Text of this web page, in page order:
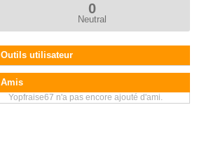
0
Neutral
Outils utilisateur
Amis
Yopfraise67 n'a pas encore ajouté d'ami.